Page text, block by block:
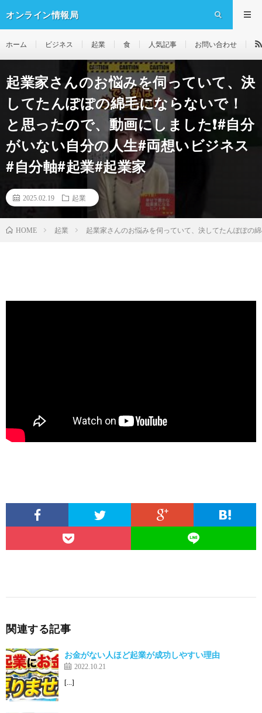
オンライン情報局
ホーム ビジネス 起業 食 人気記事 お問い合わせ
起業家さんのお悩みを伺っていて、決
してたんぽぽの綿毛にならないで！
と思ったので、動画にしました❗️#自分
がいない自分の人生#両想いビジネス
#自分軸#起業#起業家
2025.02.19 起業
HOME 起業 起業家さんのお悩みを伺っていて、決してたんぽぽの
関連する記事
お金がない人ほど起業が成功しやすい理由
2022.10.21
[…]